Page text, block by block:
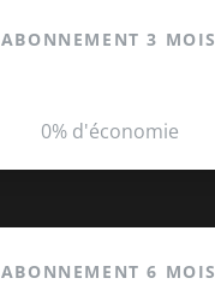
ABONNEMENT 3 MOIS
0% d'économie
ABONNEMENT 6 MOIS